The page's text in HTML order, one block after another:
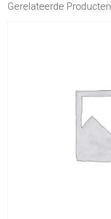
Gerelateerde Producten